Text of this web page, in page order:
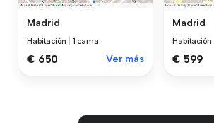
Madrid
Habitación 1 cama
€ 650 Ver más
Madrid
Habitación
€ 599